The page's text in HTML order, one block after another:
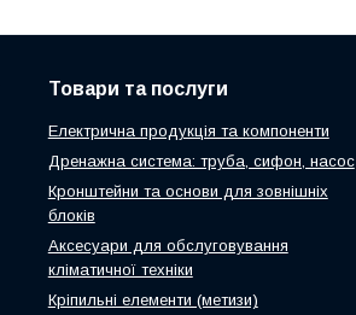
Товари та послуги
Електрична продукція та компоненти
Дренажна система: труба, сифон, насос
Кронштейни та основи для зовнішніх
блоків
Аксесуари для обслуговування
кліматичної техніки
Кріпильні елементи (метизи)